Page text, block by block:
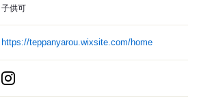
子供可
https://teppanyarou.wixsite.com/home